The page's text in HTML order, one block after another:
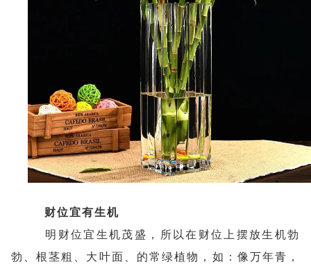
财位宜有生机
明财位宜生机茂盛，所以在财位上摆放生机勃
勃、根茎粗、大叶面、的常绿植物，如：像万年青，